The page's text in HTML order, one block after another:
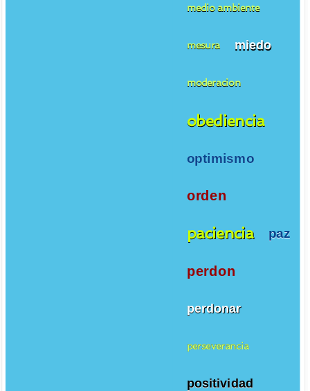
medio ambiente
mesura miedo
moderacion
obediencia
optimismo
orden
paciencia paz
perdon
perdonar
perseverancia
positividad